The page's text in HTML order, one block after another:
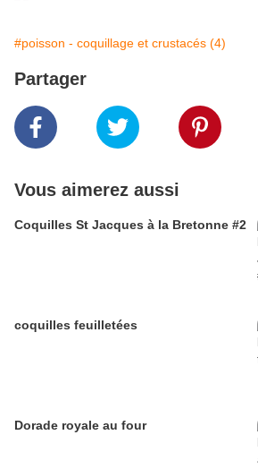
#poisson - coquillage et crustacés (4)
Partager
Vous aimerez aussi
Coquilles St Jacques à la Bretonne #2
coquilles feuilletées
Dorade royale au four